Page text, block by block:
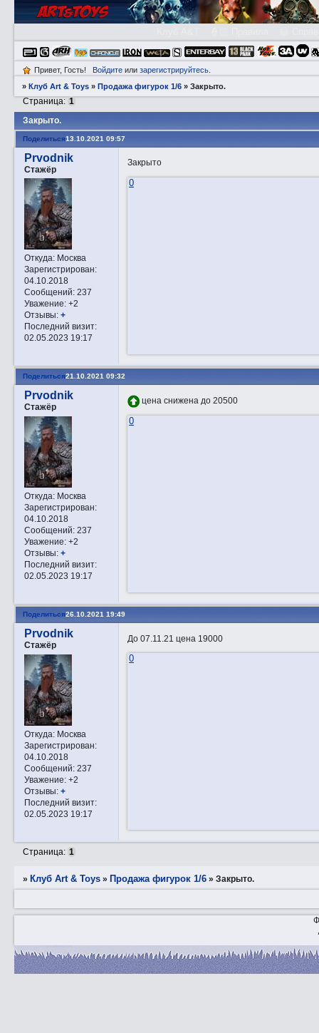
Привет, Гость! Войдитеили зарегистрируйтесь.
»Клуб Art & Toys »Продажа фигурок 1/6 »Закрытo.
Закрытo.
Страница: 1
Поделиться13.10.2021 09:57
Prvodnik
Стажёр
Откуда:Москва
Зарегистрирован:
04.10.2018
Сообщений:237
Уважение: +2
Отзывы: +
Последний визит:
02.05.2023 19:17
Закрыто
0
Поделиться21.10.2021 09:32
Prvodnik
Стажёр
Откуда:Москва
Зарегистрирован:
04.10.2018
Сообщений:237
Уважение: +2
Отзывы: +
Последний визит:
02.05.2023 19:17
цена снижена до 20500
0
Поделиться26.10.2021 19:49
Prvodnik
Стажёр
Откуда:Москва
Зарегистрирован:
04.10.2018
Сообщений:237
Уважение: +2
Отзывы: +
Последний визит:
02.05.2023 19:17
До 07.11.21 цена 19000
0
Страница: 1
» Клуб Art & Toys » Продажа фигурок 1/6 »Закрытo.